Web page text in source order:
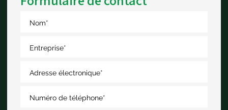
Nom*
Entreprise*
Adresse électronique*
Numéro de téléphone*